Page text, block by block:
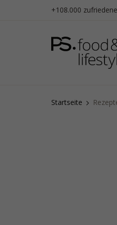
+108.000
Startseite